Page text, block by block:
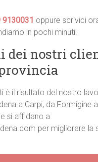
9130031 oppure scrivici
in pochi minuti!
dei nostri
è il risultato del nostro
a Carpi, da Formigine
si affidano a
per migliorare la